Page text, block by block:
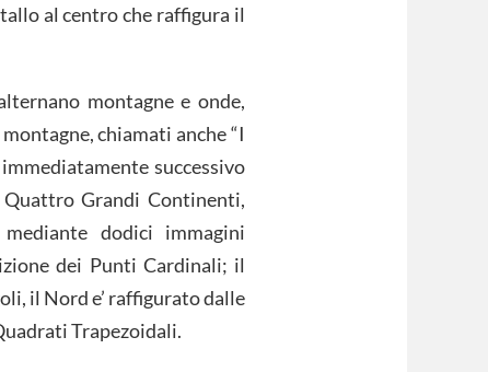
al centro che raffigura il
montagne e onde,
chiamati anche “I
successivo
Grandi Continenti,
dodici immagini
dei Punti Cardinali; il
il Nord e’ raffigurato dalle
Trapezoidali.